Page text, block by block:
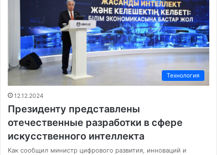
Технология
12.12.2024
Президенту представлены
отечественные разработки в сфере
искусственного интеллекта
Как сообщил министр цифрового развития, инноваций и